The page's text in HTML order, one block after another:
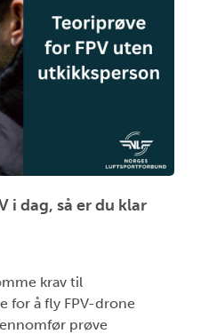
i dag, så er du klar
krav til
for å fly FPV-drone
prøve